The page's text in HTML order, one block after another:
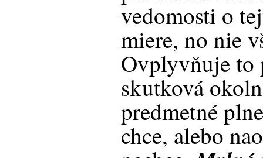
vedomosti o
miere, no nie
Ovplyvňuje to
skutková
predmetné
chce, alebo